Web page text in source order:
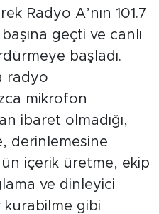
Radyo A’nın 101.7
geçti ve canlı
başladı.
radyo
mikrofon
ibaret olmadığı,
derinlemesine
içerik üretme, ekip
ve dinleyici
gibi